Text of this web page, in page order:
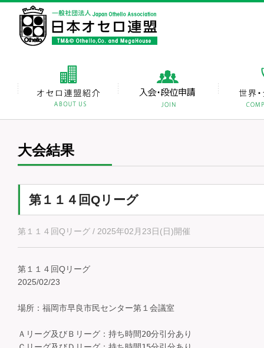
大会結果
第１１４回Qリーグ
第１１４回Qリーグ / 2025年02月23日(日)開催
第１１４回Qリーグ
2025/02/23
場所：福岡市早良市民センター第１会議室
Ａリーグ及びＢリーグ：持ち時間20分引分あり